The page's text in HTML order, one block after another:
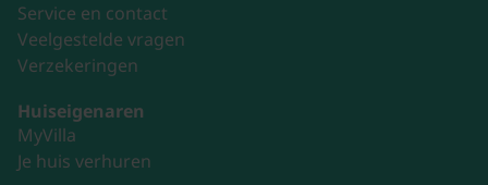
Service en contact
Veelgestelde vragen
Verzekeringen
Huiseigenaren
MyVilla
Je huis verhuren